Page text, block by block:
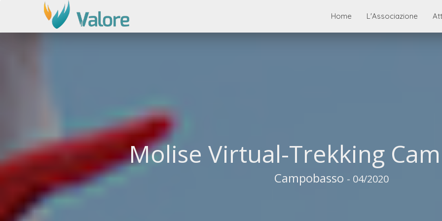
Home L'Associazione
Molise Virtual-Trekking
Campobasso - 04/2020